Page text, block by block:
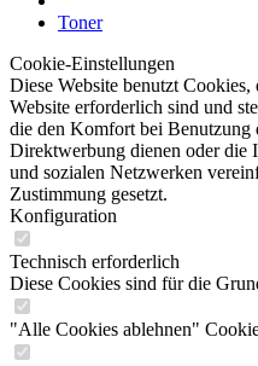
Toner
Cookie-Einstellungen
Diese Website benutzt
Website erforderlich sind und
die den Komfort bei Benutzung
Direktwerbung dienen oder die
und sozialen Netzwerken
Zustimmung gesetzt.
Konfiguration
Technisch erforderlich
Diese Cookies sind für die
"Alle Cookies ablehnen"